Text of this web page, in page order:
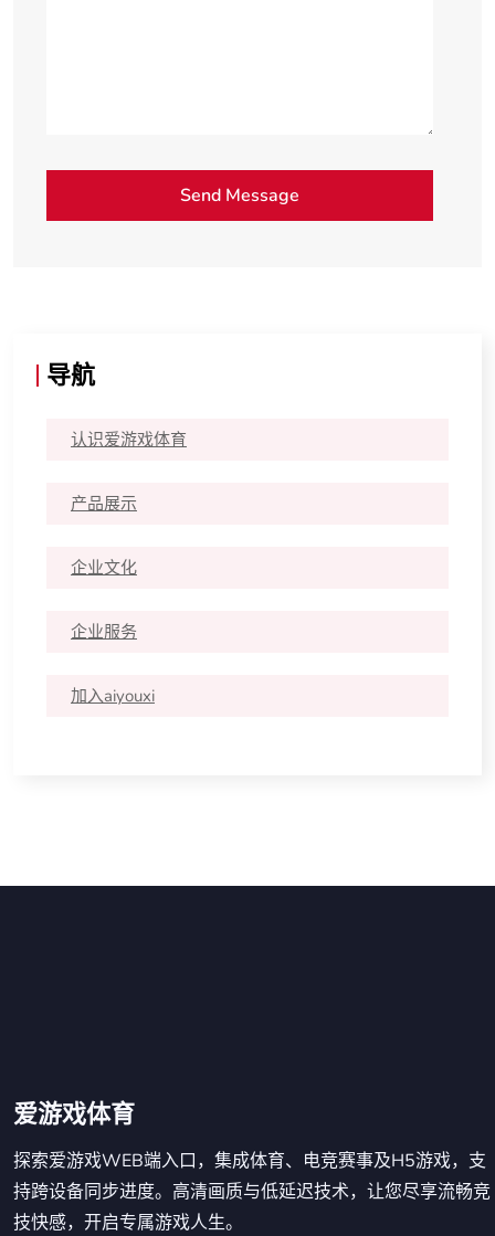
导航
认识爱游戏体育
产品展示
企业文化
企业服务
加入aiyouxi
爱游戏体育
探索爱游戏WEB端入口，集成体育、电竞赛事及H5游戏，支
持跨设备同步进度。高清画质与低延迟技术，让您尽享流畅竞
技快感，开启专属游戏人生。